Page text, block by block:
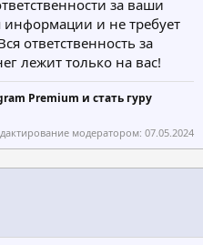
за ваши
информации и не требует
ответственность за
лежит только на вас!​
Premium и стать гуру
модератором: 07.05.2024